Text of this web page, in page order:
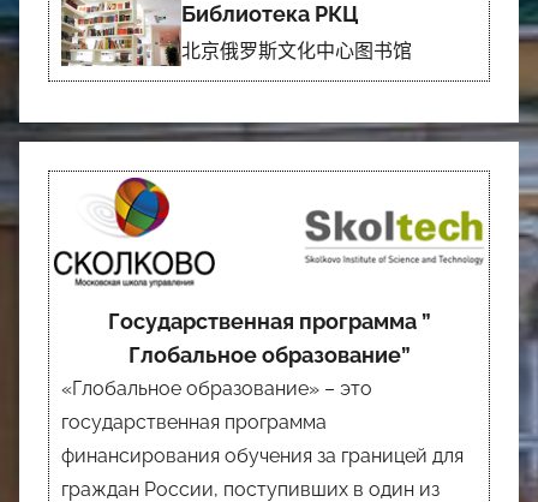
Библиотека РКЦ
北京俄罗斯文化中心图书馆
Государственная программа ”
Глобальное образование”
«Глобальное образование» – это
государственная программа
финансирования обучения за границей для
граждан России, поступивших в один из